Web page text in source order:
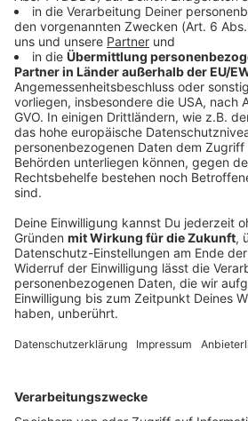
Five Finger Death Punch 2026: Zoltan
Five Finger Death Punch sind
Gründungsgitarrist Zoltan Bathory
ROCK ANTENNE Interview über
den Warrior Spirit hinter dem Song
und die unerschütterliche
reinschauen und das volle Interview